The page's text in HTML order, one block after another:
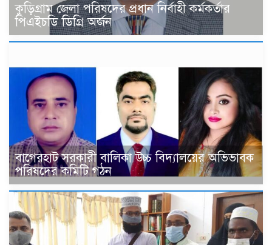
কুড়িগ্রাম জেলা পরিষদের প্রধান নির্বাহী কর্মকর্তার
পিএইচডি ডিগ্রি অর্জন
বাগেরহাট সরকারী বালিকা উচ্চ বিদ্যালয়ের অভিভাবক
পরিষদের কমিটি গঠন